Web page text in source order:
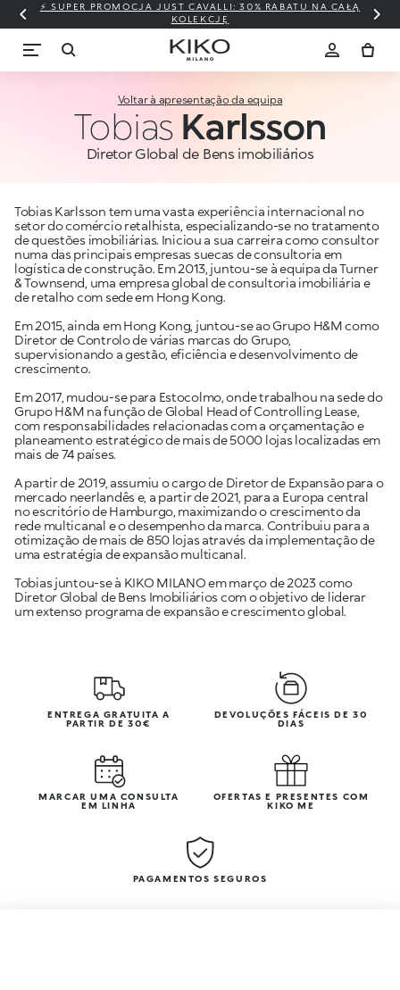
⚡ SUPER PROMOCJA JUST CAVALLI: 30% RABATU NA CAŁĄ
KOLEKCJĘ
Voltar à apresentação da equipa
Tobias Karlsson
Diretor Global de Bens imobiliários
Tobias Karlsson tem uma vasta experiência internacional no
setor do comércio retalhista, especializando-se no tratamento
de questões imobiliárias. Iniciou a sua carreira como consultor
numa das principais empresas suecas de consultoria em
logística de construção. Em 2013, juntou-se à equipa da Turner
& Townsend, uma empresa global de consultoria imobiliária e
de retalho com sede em Hong Kong.
Em 2015, ainda em Hong Kong, juntou-se ao Grupo H&M como
Diretor de Controlo de várias marcas do Grupo,
supervisionando a gestão, eficiência e desenvolvimento de
crescimento.
Em 2017, mudou-se para Estocolmo, onde trabalhou na sede do
Grupo H&M na função de Global Head of Controlling Lease,
com responsabilidades relacionadas com a orçamentação e
planeamento estratégico de mais de 5000 lojas localizadas em
mais de 74 países.
A partir de 2019, assumiu o cargo de Diretor de Expansão para o
mercado neerlandês e, a partir de 2021, para a Europa central
no escritório de Hamburgo, maximizando o crescimento da
rede multicanal e o desempenho da marca. Contribuiu para a
otimização de mais de 850 lojas através da implementação de
uma estratégia de expansão multicanal.
Tobias juntou-se à KIKO MILANO em março de 2023 como
Diretor Global de Bens Imobiliários com o objetivo de liderar
um extenso programa de expansão e crescimento global.
ENTREGA GRATUITA A
PARTIR DE 30€
DEVOLUÇÕES FÁCEIS DE 30
DIAS
MARCAR UMA CONSULTA
EM LINHA
OFERTAS E PRESENTES COM
KIKO ME
PAGAMENTOS SEGUROS